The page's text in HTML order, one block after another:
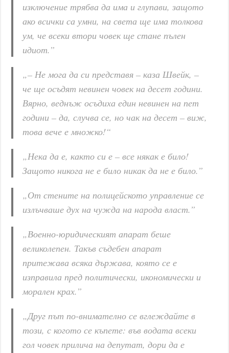
изключение трябва да има и глупави, защото
ако всички са умни, на света ще има толкова
ум, че всеки втори човек ще стане пълен
идиот.”
„– Не мога да си представя – каза Швейк, –
че ще осъдят невинен човек на десет години.
Вярно, веднъж осъдиха един невинен на пет
години – да, случва се, но чак на десет – виж,
това вече е множко!“
„Нека да е, както си е – все някак е било!
Защото никога не е било никак да не е било.”
„От стените на полицейското управление се
излъчваше дух на чужда на народа власт.”
„Военно-юридическият апарат беше
великолепен. Такъв съдебен апарат
притежава всяка държава, която се е
изправила пред политически, икономически и
морален крах.”
„Друг път по-внимателно се вглеждайте в
този, с когото се къпете: във водата всеки
гол човек прилича на депутат, дори да е